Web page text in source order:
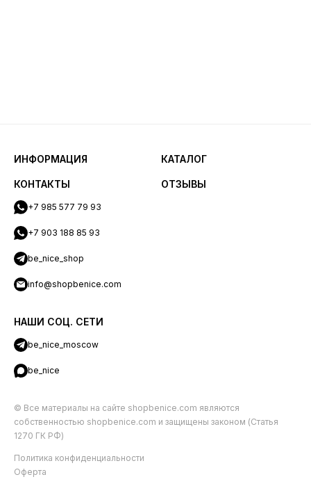
ИНФОРМАЦИЯ КАТАЛОГ
КОНТАКТЫ
+7 985 577 79 93
+7 903 188 85 93
be_nice_shop
info@shopbenice.com
НАШИ СОЦ. СЕТИ
be_nice_moscow
be_nice
ОТЗЫВЫ
© Все материалы на сайте shopbenice.com являются
собственностью shopbenice.com и защищены законом (Статья
1270 ГК РФ)
Политика конфиденциальности
Оферта